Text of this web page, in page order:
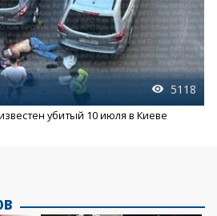
5118
убитый 10 июля в Киеве